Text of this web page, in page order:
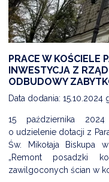
PRACE W KOŚCIELE
INWESTYCJA Z
ODBUDOWY
Data dodania: 15.10.2024
15 października
o udzielenie dotacji z
Św. Mikołaja Biskupa
„Remont posadzki
zawilgoconych ścian w